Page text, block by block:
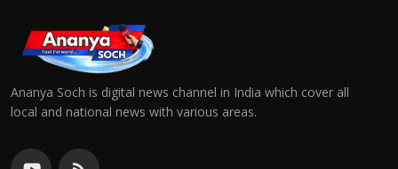
Ananya Soch is digital news channel in India which cover all
local and national news with various areas.